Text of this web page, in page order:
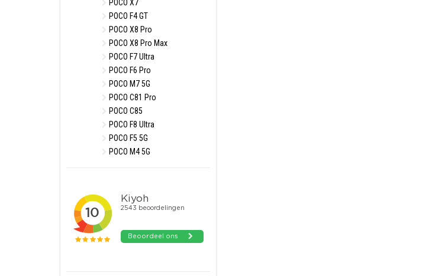
POCO X7
POCO F4 GT
POCO X8 Pro
POCO X8 Pro Max
POCO F7 Ultra
POCO F6 Pro
POCO M7 5G
POCO C81 Pro
POCO C85
POCO F8 Ultra
POCO F5 5G
POCO M4 5G